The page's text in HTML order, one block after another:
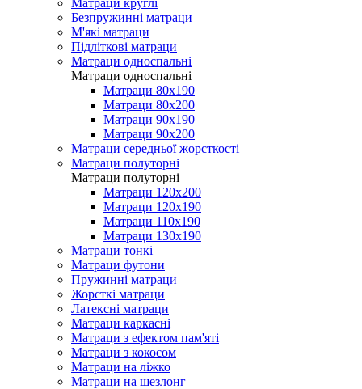
Безпружинні матраци
М'які матраци
Підліткові матраци
Матраци односпальні
Матраци односпальні
Матраци 80х190
Матраци 80х200
Матраци 90х190
Матраци 90х200
Матраци середньої жорсткості
Матраци полуторні
Матраци полуторні
Матраци 120х200
Матраци 120х190
Матраци 110х190
Матраци 130х190
Матраци тонкі
Матраци футони
Пружинні матраци
Жорсткі матраци
Латексні матраци
Матраци каркасні
Матраци з ефектом пам'яті
Матраци з кокосом
Матраци на ліжко
Матраци на шезлонг